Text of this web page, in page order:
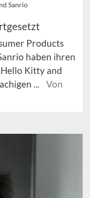
Sanrio
Products
haben ihren
Kitty and
...
Von